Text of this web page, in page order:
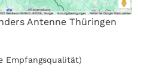
Antenne Thüringen
Empfangsqualität)